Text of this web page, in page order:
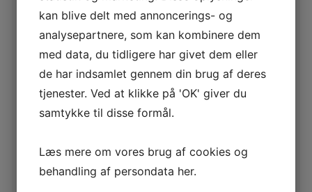
Kompakt design
–
–
Sværtefrie hjul
kan blive delt med annoncerings- og
analysepartnere, som kan kombinere dem
med data, du tidligere har givet dem eller
de har indsamlet gennem din brug af deres
tjenester. Ved at klikke på 'OK' giver du
samtykke til disse formål.
Læs mere om vores brug af cookies og
behandling af persondata her.